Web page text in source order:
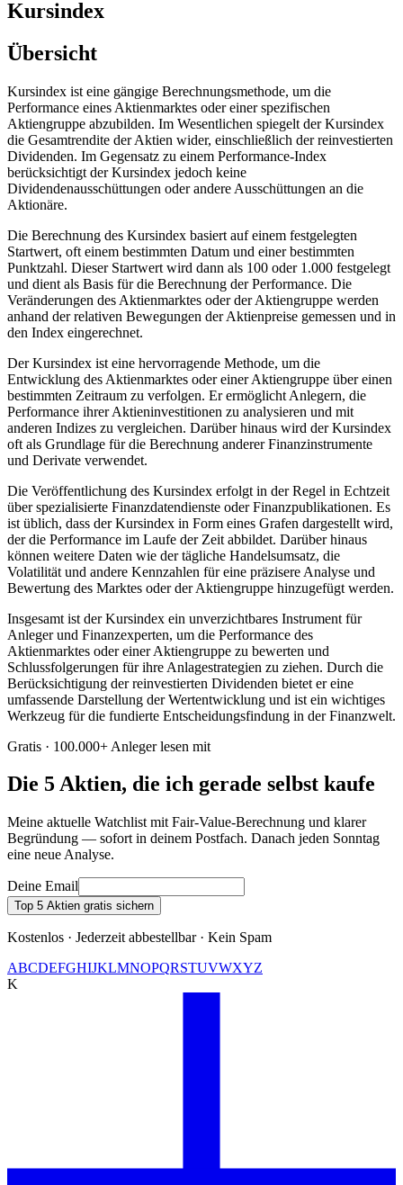
Kursindex
Übersicht
Kursindex ist eine gängige Berechnungsmethode, um die
Performance eines Aktienmarktes oder einer spezifischen
Aktiengruppe abzubilden. Im Wesentlichen spiegelt der Kursindex
die Gesamtrendite der Aktien wider, einschließlich der reinvestierten
Dividenden. Im Gegensatz zu einem Performance-Index
berücksichtigt der Kursindex jedoch keine
Dividendenausschüttungen oder andere Ausschüttungen an die
Aktionäre.
Die Berechnung des Kursindex basiert auf einem festgelegten
Startwert, oft einem bestimmten Datum und einer bestimmten
Punktzahl. Dieser Startwert wird dann als 100 oder 1.000 festgelegt
und dient als Basis für die Berechnung der Performance. Die
Veränderungen des Aktienmarktes oder der Aktiengruppe werden
anhand der relativen Bewegungen der Aktienpreise gemessen und in
den Index eingerechnet.
Der Kursindex ist eine hervorragende Methode, um die
Entwicklung des Aktienmarktes oder einer Aktiengruppe über einen
bestimmten Zeitraum zu verfolgen. Er ermöglicht Anlegern, die
Performance ihrer Aktieninvestitionen zu analysieren und mit
anderen Indizes zu vergleichen. Darüber hinaus wird der Kursindex
oft als Grundlage für die Berechnung anderer Finanzinstrumente
und Derivate verwendet.
Die Veröffentlichung des Kursindex erfolgt in der Regel in Echtzeit
über spezialisierte Finanzdatendienste oder Finanzpublikationen. Es
ist üblich, dass der Kursindex in Form eines Grafen dargestellt wird,
der die Performance im Laufe der Zeit abbildet. Darüber hinaus
können weitere Daten wie der tägliche Handelsumsatz, die
Volatilität und andere Kennzahlen für eine präzisere Analyse und
Bewertung des Marktes oder der Aktiengruppe hinzugefügt werden.
Insgesamt ist der Kursindex ein unverzichtbares Instrument für
Anleger und Finanzexperten, um die Performance des
Aktienmarktes oder einer Aktiengruppe zu bewerten und
Schlussfolgerungen für ihre Anlagestrategien zu ziehen. Durch die
Berücksichtigung der reinvestierten Dividenden bietet er eine
umfassende Darstellung der Wertentwicklung und ist ein wichtiges
Werkzeug für die fundierte Entscheidungsfindung in der Finanzwelt.
Gratis · 100.000+ Anleger lesen mit
Die 5 Aktien, die ich gerade selbst kaufe
Meine aktuelle Watchlist mit Fair-Value-Berechnung und klarer
Begründung — sofort in deinem Postfach. Danach jeden Sonntag
eine neue Analyse.
Deine Email
Top 5 Aktien gratis sichern
Kostenlos · Jederzeit abbestellbar · Kein Spam
ABCDEFGHIJKLMNOPQRSTUVWXYZ
K